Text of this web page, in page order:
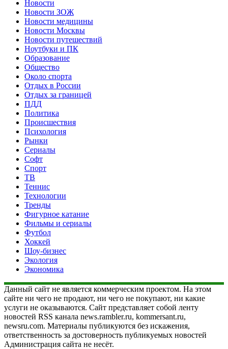
Новости
Новости ЗОЖ
Новости медицины
Новости Москвы
Новости путешествий
Ноутбуки и ПК
Образование
Общество
Около спорта
Отдых в России
Отдых за границей
ПДД
Политика
Происшествия
Психология
Рынки
Сериалы
Софт
Спорт
ТВ
Теннис
Технологии
Тренды
Фигурное катание
Фильмы и сериалы
Футбол
Хоккей
Шоу-бизнес
Экология
Экономика
Данный сайт не является коммерческим проектом. На этом
сайте ни чего не продают, ни чего не покупают, ни какие
услуги не оказываются. Сайт представляет собой ленту
новостей RSS канала news.rambler.ru, kommersant.ru,
newsru.com. Материалы публикуются без искажения,
ответственность за достоверность публикуемых новостей
Администрация сайта не несёт.